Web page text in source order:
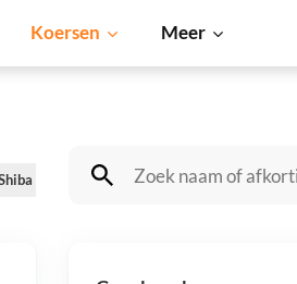
Koersen Meer
Inu Dogecoin Solana BNB